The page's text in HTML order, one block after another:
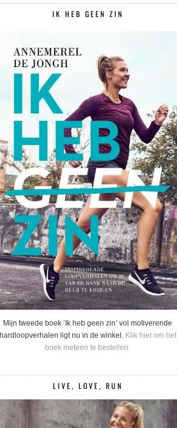
IK HEB GEEN ZIN
Mijn tweede boek ‘Ik heb geen zin’ vol motiverende
hardloopverhalen ligt nu in de winkel. Klik hier om het
boek meteen te bestellen.
LIVE, LOVE, RUN